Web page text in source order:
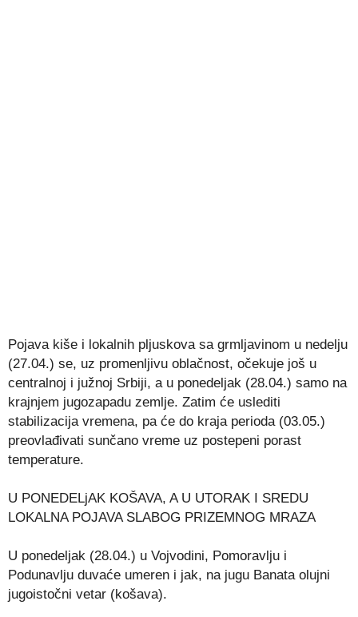
Pojava kiše i lokalnih pljuskova sa grmljavinom u nedelju
(27.04.) se, uz promenljivu oblačnost, očekuje još u
centralnoj i južnoj Srbiji, a u ponedeljak (28.04.) samo na
krajnjem jugozapadu zemlje. Zatim će uslediti
stabilizacija vremena, pa će do kraja perioda (03.05.)
preovlađivati sunčano vreme uz postepeni porast
temperature.
U PONEDELjAK KOŠAVA, A U UTORAK I SREDU
LOKALNA POJAVA SLABOG PRIZEMNOG MRAZA
U ponedeljak (28.04.) u Vojvodini, Pomoravlju i
Podunavlju duvaće umeren i jak, na jugu Banata olujni
jugoistočni vetar (košava).